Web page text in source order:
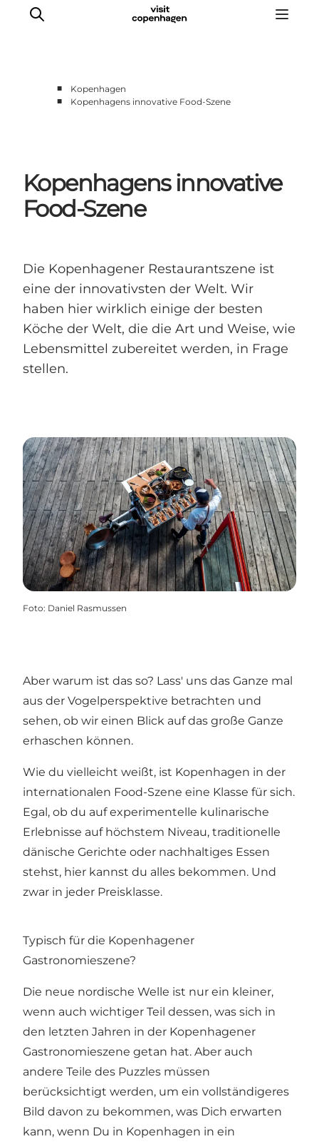
■
Kopenhagen
■
Kopenhagens innovative Food-Szene
Kopenhagens innovative
Food-Szene
Die Kopenhagener Restaurantszene ist
eine der innovativsten der Welt. Wir
haben hier wirklich einige der besten
Köche der Welt, die die Art und Weise, wie
Lebensmittel zubereitet werden, in Frage
stellen.
Foto: Daniel Rasmussen
Aber warum ist das so? Lass' uns das Ganze mal
aus der Vogelperspektive betrachten und
sehen, ob wir einen Blick auf das große Ganze
erhaschen können.
Wie du vielleicht weißt, ist Kopenhagen in der
internationalen Food-Szene eine Klasse für sich.
Egal, ob du auf experimentelle kulinarische
Erlebnisse auf höchstem Niveau, traditionelle
dänische Gerichte oder nachhaltiges Essen
stehst, hier kannst du alles bekommen. Und
zwar in jeder Preisklasse.
Typisch für die Kopenhagener
Gastronomieszene?
Die neue nordische Welle ist nur ein kleiner,
wenn auch wichtiger Teil dessen, was sich in
den letzten Jahren in der Kopenhagener
Gastronomieszene getan hat. Aber auch
andere Teile des Puzzles müssen
berücksichtigt werden, um ein vollständigeres
Bild davon zu bekommen, was Dich erwarten
kann, wenn Du in Kopenhagen in ein